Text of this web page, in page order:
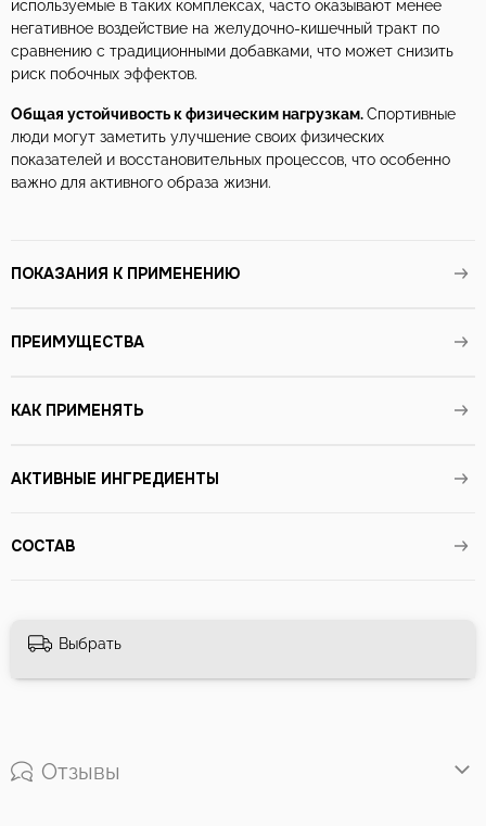
используемые в таких комплексах, часто оказывают менее
негативное воздействие на желудочно-кишечный тракт по
сравнению с традиционными добавками, что может снизить
риск побочных эффектов.
Общая устойчивость к физическим нагрузкам.Спортивные
люди могут заметить улучшение своих физических
показателей и восстановительных процессов, что особенно
важно для активного образа жизни.
ПОКАЗАНИЯ К ПРИМЕНЕНИЮ
ПРЕИМУЩЕСТВА
КАК ПРИМЕНЯТЬ
АКТИВНЫЕ ИНГРЕДИЕНТЫ
СОСТАВ
Выбрать
Отзывы